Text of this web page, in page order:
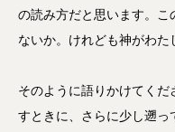
の読み方だと思います。こ
ないか。けれども神がわた
そのように語りかけてくだ
すときに、さらに少し遡っ